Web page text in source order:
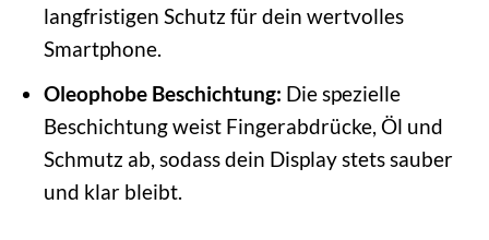
langfristigen Schutz für dein wertvolles
Smartphone.
Oleophobe Beschichtung: Die spezielle
Beschichtung weist Fingerabdrücke, Öl und
Schmutz ab, sodass dein Display stets sauber
und klar bleibt.